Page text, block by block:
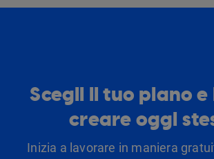
Scegli il tuo piano
creare oggi
Inizia a lavorare in maniera